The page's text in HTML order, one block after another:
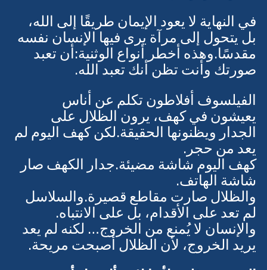
في النهاية لا يعود الإيمان طريقًا إلى الله،
بل يتحول إلى مرآة يرى فيها الإنسان نفسه
مقدسًا.وهذه أخطر أنواع الوثنية:أن تعبد
الفيلسوف أفلاطون تكلم عن أناس
يعيشون في كهف، يرون الظلال على
الجدار ويظنونها الحقيقة.لكن كهف اليوم لم
يعد من حجر.
كهف اليوم شاشة مضيئة.جدار الكهف صار
شاشة الهاتف.
والظلال صارت مقاطع قصيرة.والسلاسل
لم تعد على الأقدام، بل على الانتباه.
والإنسان لا يُمنع من الخروج… لكنه لم يعد
يريد الخروج، لأن الظلال أصبحت مريحة.